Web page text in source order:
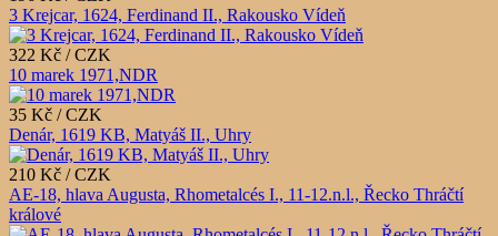
3 Krejcar, 1624, Ferdinand II., Rakousko Vídeň
322 Kč / CZK
10 marek 1971,NDR
35 Kč / CZK
Denár, 1619 KB, Matyáš II., Uhry
210 Kč / CZK
AE-18, hlava Augusta, Rhometalcés I., 11-12.n.l., Řecko Thráčtí
králové